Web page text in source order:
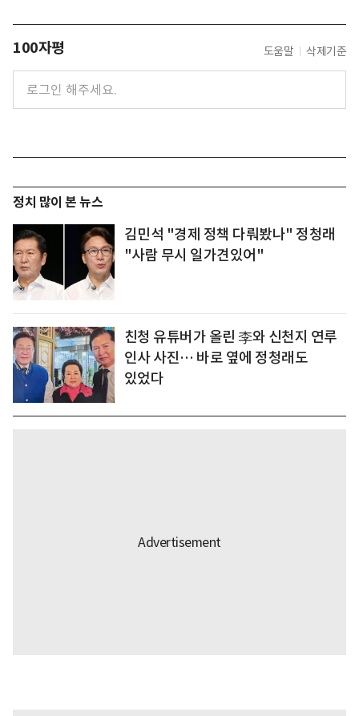
100자평 도움말 삭제기준
정치 많이 본 뉴스
김민석 "경제 정책 다뤄봤나" 정청래
"사람 무시 일가견있어"
친청 유튜버가 올린 李와 신천지 연루
인사 사진… 바로 옆에 정청래도
있었다